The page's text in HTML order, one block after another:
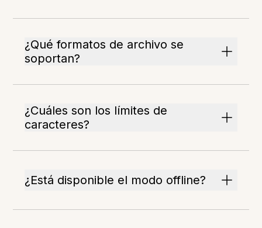
¿Qué formatos de archivo se
soportan?
¿Cuáles son los límites de
caracteres?
¿Está disponible el modo offline?